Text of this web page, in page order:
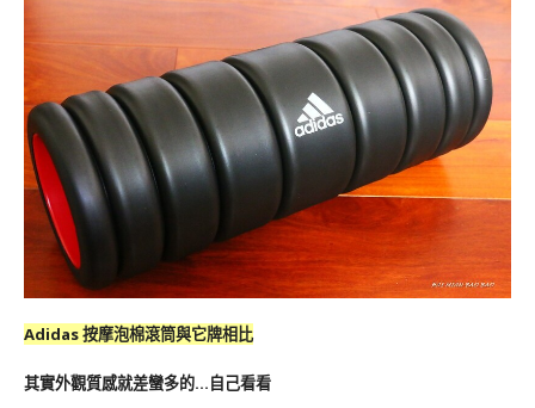
Adidas 按摩泡棉滾筒與它牌相比
其實外觀質感就差蠻多的…自己看看